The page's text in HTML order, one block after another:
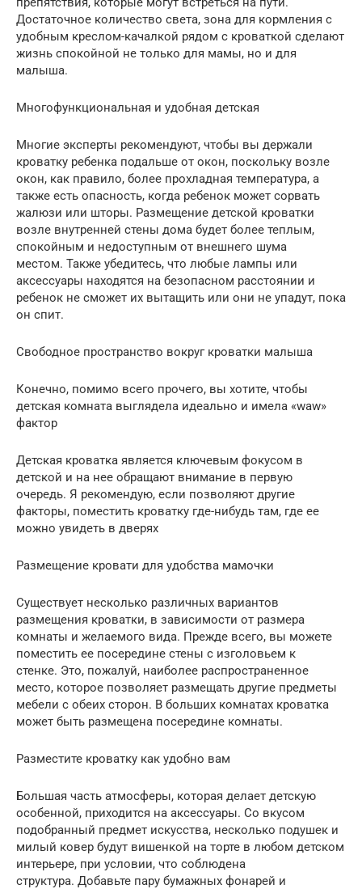
Достаточное количество света, зона для кормления с
удобным креслом-качалкой рядом с кроваткой сделают
жизнь спокойной не только для мамы, но и для
малыша.
Многофункциональная и удобная детская
Многие эксперты рекомендуют, чтобы вы держали
кроватку ребенка подальше от окон, поскольку возле
окон, как правило, более прохладная температура, а
также есть опасность, когда ребенок может сорвать
жалюзи или шторы. Размещение детской кроватки
возле внутренней стены дома будет более теплым,
спокойным и недоступным от внешнего шума
местом. Также убедитесь, что любые лампы или
аксессуары находятся на безопасном расстоянии и
ребенок не сможет их вытащить или они не упадут, пока
он спит.
Свободное пространство вокруг кроватки малыша
Конечно, помимо всего прочего, вы хотите, чтобы
детская комната выглядела идеально и имела «waw»
фактор
Детская кроватка является ключевым фокусом в
детской и на нее обращают внимание в первую
очередь. Я рекомендую, если позволяют другие
факторы, поместить кроватку где-нибудь там, где ее
можно увидеть в дверях
Размещение кровати для удобства мамочки
Существует несколько различных вариантов
размещения кроватки, в зависимости от размера
комнаты и желаемого вида. Прежде всего, вы можете
поместить ее посередине стены с изголовьем к
стенке. Это, пожалуй, наиболее распространенное
место, которое позволяет размещать другие предметы
мебели с обеих сторон. В больших комнатах кроватка
может быть размещена посередине комнаты.
Разместите кроватку как удобно вам
Большая часть атмосферы, которая делает детскую
особенной, приходится на аксессуары. Со вкусом
подобранный предмет искусства, несколько подушек и
милый ковер будут вишенкой на торте в любом детском
интерьере, при условии, что соблюдена
структура. Добавьте пару бумажных фонарей и